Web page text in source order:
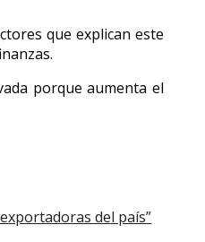
que explican este
porque aumenta el
del país”